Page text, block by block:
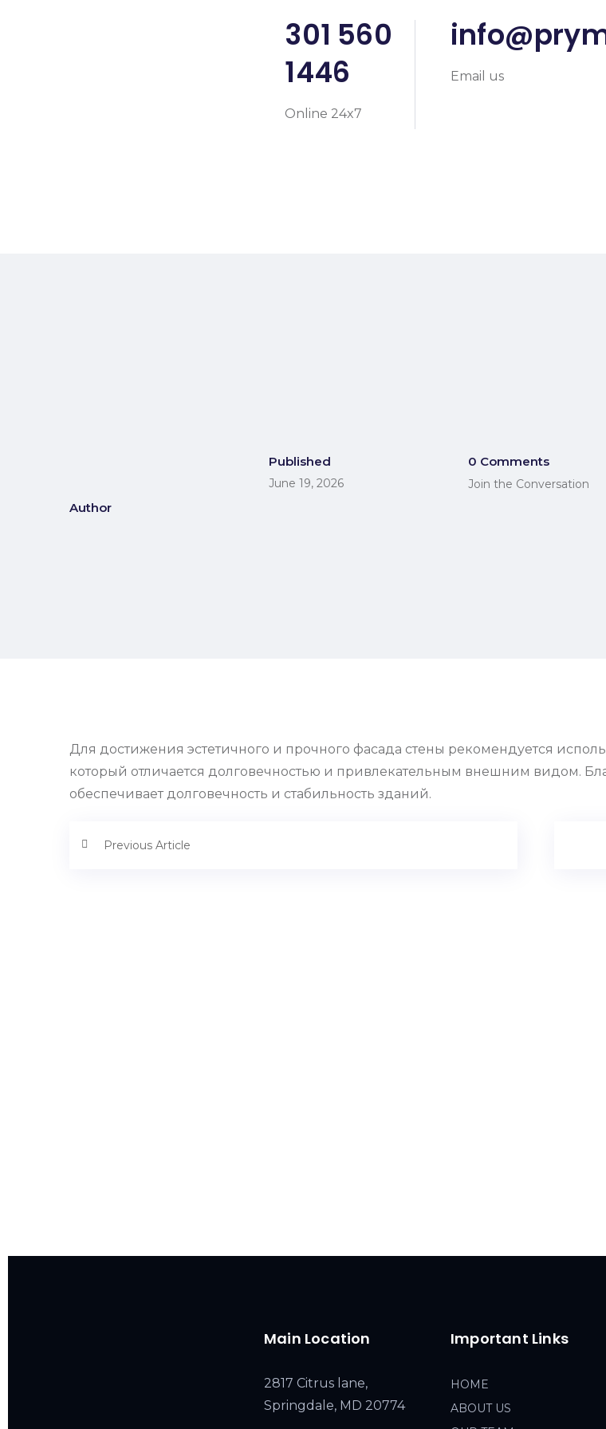
301 560
1446
Online 24x7
Email us
Author
Published
June 19, 2026
0 Comments
Join the Conversation
Для достижения эстетичного и прочного фасада стены рекомендуется
который отличается долговечностью и привлекательным внешним видом.
обеспечивает долговечность и стабильность зданий.
Previous Article
Main Location
2817 Citrus lane,
Springdale, MD 20774
Important Links
HOME
ABOUT US